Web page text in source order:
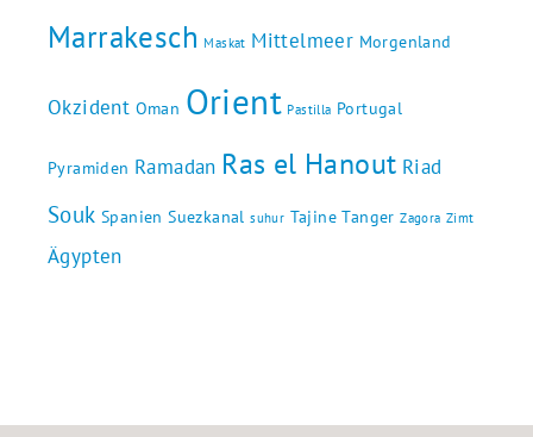
Marrakesch Maskat Mittelmeer Morgenland
Okzident Oman Orient Pastilla Portugal
Pyramiden Ramadan Ras el Hanout Riad
Souk Spanien Suezkanal suhur Tajine Tanger Zagora Zimt
Ägypten